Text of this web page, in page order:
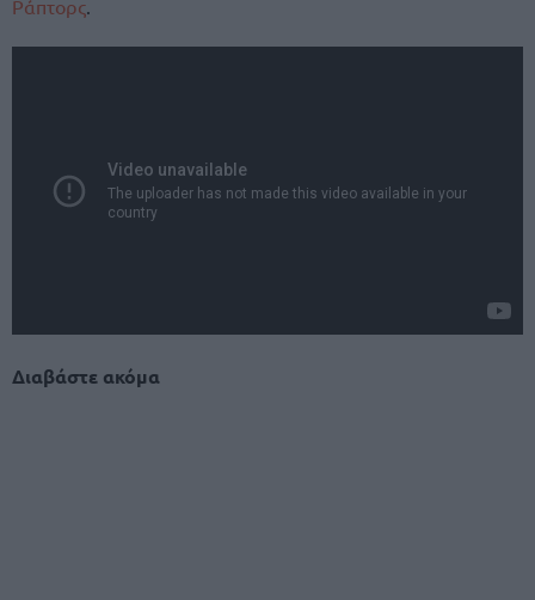
Ράπτορς.
Διαβάστε ακόμα